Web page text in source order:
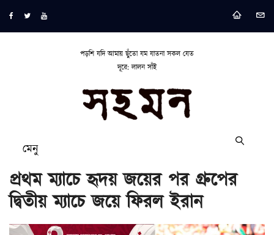
পড়শি যদি আমায় ছুঁতো যম যাতনা সকল যেত
দূরে: লালন সাঁই
মেনু
প্রথম ম্যাচে হৃদয় জয়ের পর গ্রুপের
দ্বিতীয় ম্যাচে জয়ে ফিরল ইরান